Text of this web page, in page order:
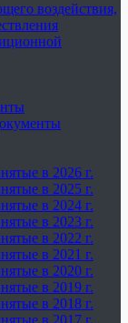
воздействия,
в 2026 г.
в 2025 г.
в 2024 г.
в 2023 г.
в 2022 г.
в 2021 г.
в 2020 г.
в 2019 г.
в 2018 г.
в 2017 г.